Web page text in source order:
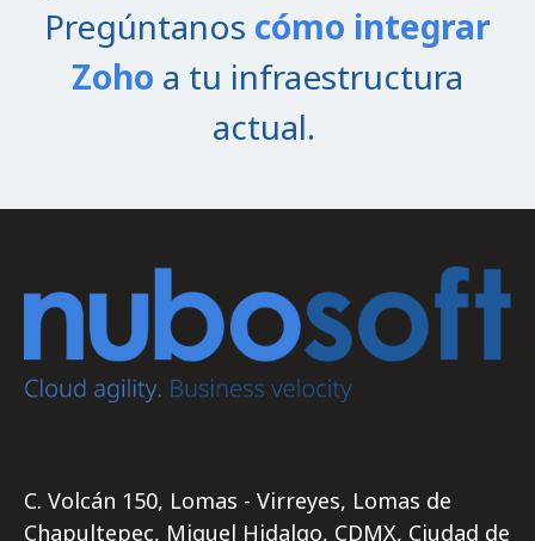
Pregúntanos cómo integrar
Zoho a tu infraestructura
actual.
C. Volcán 150, Lomas - Virreyes, Lomas de
Chapultepec, Miguel Hidalgo, CDMX, Ciudad de